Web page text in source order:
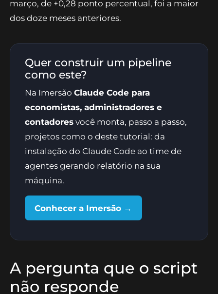
divulga fica longe desse consenso, o desvio é
Quer construir um pipeline
como este?
Claude Code para
economistas, administradores e
contadores
projetos como o deste tutorial: da
instalação do Claude Code ao time de
agentes gerando relatório na sua
máquina.